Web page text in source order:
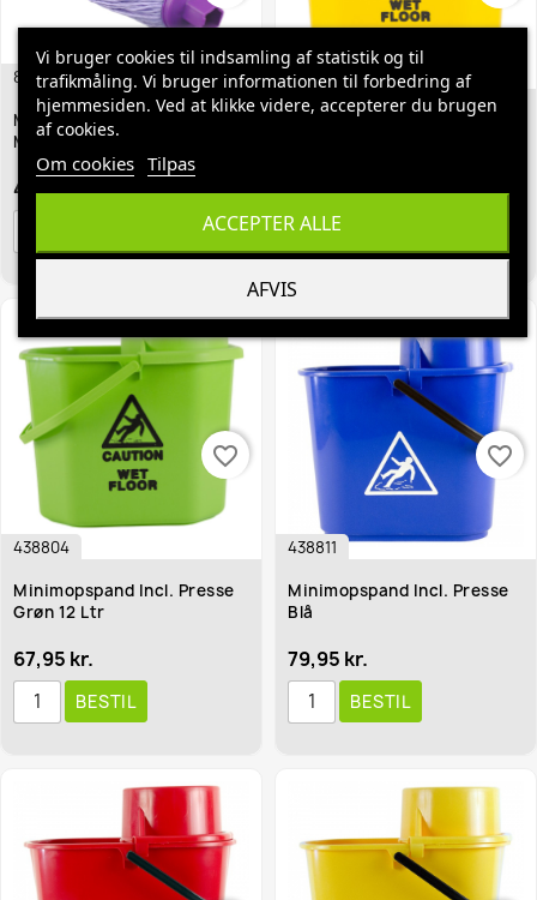
8999
Minimopgarn Mery
Microfiber 178 Gr
49,95 kr.
438803
Minimopspand Incl. Presse
62,95 kr.
438804
Minimopspand Incl. Presse
Grøn 12 Ltr
67,95 kr.
BESTIL
favorite_border
438811
Minimopspand Incl. Presse
Blå
79,95 kr.
BESTIL
favorite_border
Vi bruger cookies til indsamling af statistik og til
trafikmåling. Vi bruger informationen til forbedring af
hjemmesiden. Ved at klikke videre, accepterer du brugen
af cookies.
Om cookies Tilpas
AFVIS
ACCEPTER ALLE